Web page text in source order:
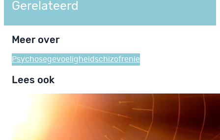
Gerelateerd
Meer over
Psychosegevoeligheid schizofrenie
Lees ook